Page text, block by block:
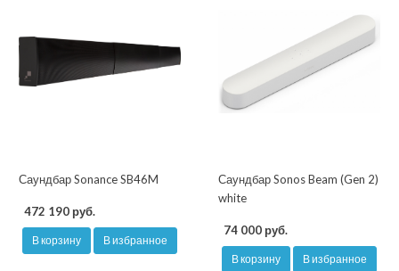
Саундбар Sonance SB46M
472 190 руб.
В корзину В избранное
Саундбар Sonos Beam (Gen 2)
white
74 000 руб.
В корзину В избранное